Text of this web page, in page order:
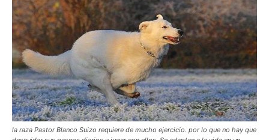
la raza Pastor Blanco Suizo requiere de mucho ejercicio. por lo que no hay que